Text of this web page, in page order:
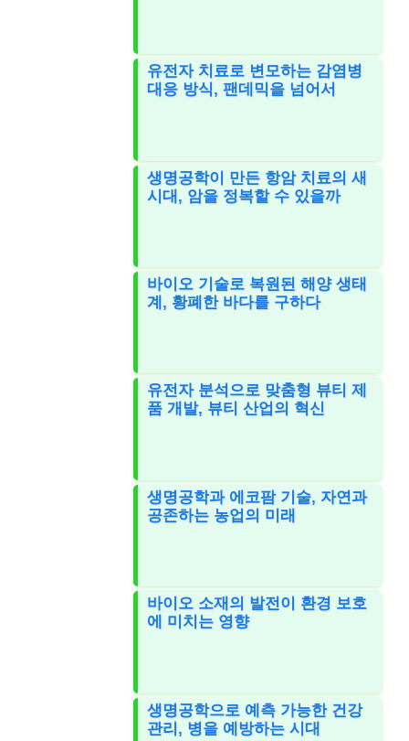
유전자 치료로 변모하는 감염병
대응 방식, 팬데믹을 넘어서
생명공학이 만든 항암 치료의 새
시대, 암을 정복할 수 있을까
바이오 기술로 복원된 해양 생태
계, 황폐한 바다를 구하다
유전자 분석으로 맞춤형 뷰티 제
품 개발, 뷰티 산업의 혁신
생명공학과 에코팜 기술, 자연과
공존하는 농업의 미래
바이오 소재의 발전이 환경 보호
에 미치는 영향
생명공학으로 예측 가능한 건강
관리, 병을 예방하는 시대